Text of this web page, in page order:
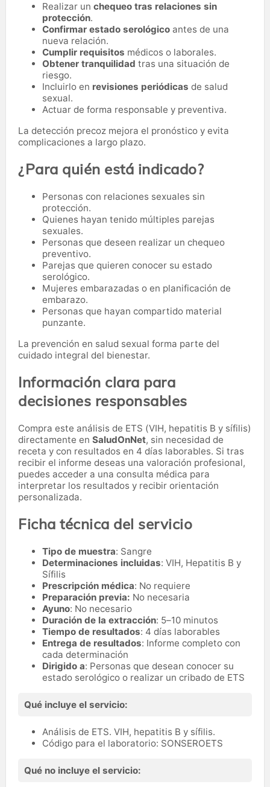
Realizar un chequeo tras relaciones sin
protección.
Confirmar estado serológico antes de una
nueva relación.
Cumplir requisitos médicos o laborales.
Obtener tranquilidad tras una situación de
riesgo.
Incluirlo en revisiones periódicas de salud
sexual.
Actuar de forma responsable y preventiva.
La detección precoz mejora el pronóstico y evita
complicaciones a largo plazo.
¿Para quién está indicado?
Personas con relaciones sexuales sin
protección.
Quienes hayan tenido múltiples parejas
sexuales.
Personas que deseen realizar un chequeo
preventivo.
Parejas que quieren conocer su estado
serológico.
Mujeres embarazadas o en planificación de
embarazo.
Personas que hayan compartido material
punzante.
La prevención en salud sexual forma parte del
cuidado integral del bienestar.
Información clara para
decisiones responsables
Compra este análisis de ETS (VIH, hepatitis B y sífilis)
directamente en SaludOnNet, sin necesidad de
receta y con resultados en 4 días laborables. Si tras
recibir el informe deseas una valoración profesional,
puedes acceder a una consulta médica para
interpretar los resultados y recibir orientación
personalizada.
Ficha técnica del servicio
Tipo de muestra: Sangre
Determinaciones incluidas: VIH, Hepatitis B y
Sífilis
Prescripción médica: No requiere
Preparación previa: No necesaria
Ayuno: No necesario
Duración de la extracción: 5–10 minutos
Tiempo de resultados: 4 días laborables
Entrega de resultados: Informe completo con
cada determinación
Dirigido a: Personas que desean conocer su
estado serológico o realizar un cribado de ETS
Qué incluye el servicio:
Análisis de ETS. VIH, hepatitis B y sífilis.
Código para el laboratorio: SONSEROETS
Qué no incluye el servicio: